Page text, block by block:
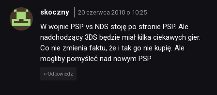
KULTURA
RETRO
skoczny 20 czerwca 2010 o 10:25
W wojnie PSP vs NDS stoję po stronie PSP. Ale
nadchodzący 3DS będzie miał kilka ciekawych gier.
Co nie zmienia faktu, że i tak go nie kupię. Ale
mogliby pomyśleć nad nowym PSP
Odpowiedz